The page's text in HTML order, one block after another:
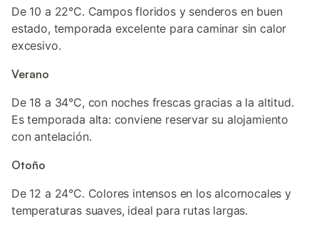
De 10 a 22°C. Campos floridos y senderos en buen
estado, temporada excelente para caminar sin calor
excesivo.
Verano
De 18 a 34°C, con noches frescas gracias a la altitud.
Es temporada alta: conviene reservar su alojamiento
con antelación.
Otoño
De 12 a 24°C. Colores intensos en los alcornocales y
temperaturas suaves, ideal para rutas largas.